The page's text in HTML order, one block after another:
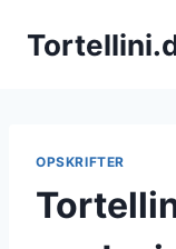
OPSKRIFTER